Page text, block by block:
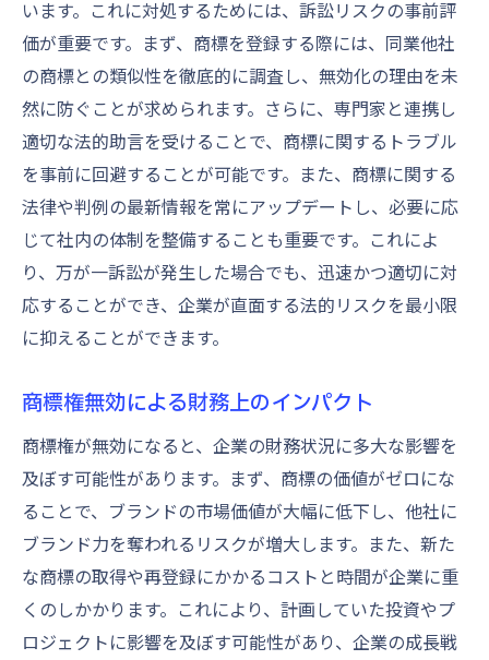
います。これに対処するためには、訴訟リスクの事前評
価が重要です。まず、商標を登録する際には、同業他社
の商標との類似性を徹底的に調査し、無効化の理由を未
然に防ぐことが求められます。さらに、専門家と連携し
適切な法的助言を受けることで、商標に関するトラブル
を事前に回避することが可能です。また、商標に関する
法律や判例の最新情報を常にアップデートし、必要に応
じて社内の体制を整備することも重要です。これによ
り、万が一訴訟が発生した場合でも、迅速かつ適切に対
応することができ、企業が直面する法的リスクを最小限
に抑えることができます。
商標権無効による財務上のインパクト
商標権が無効になると、企業の財務状況に多大な影響を
及ぼす可能性があります。まず、商標の価値がゼロにな
ることで、ブランドの市場価値が大幅に低下し、他社に
ブランド力を奪われるリスクが増大します。また、新た
な商標の取得や再登録にかかるコストと時間が企業に重
くのしかかります。これにより、計画していた投資やプ
ロジェクトに影響を及ぼす可能性があり、企業の成長戦